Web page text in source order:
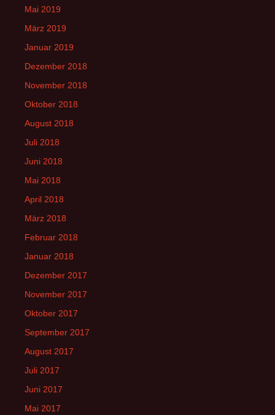
Mai 2019
März 2019
Januar 2019
Dezember 2018
November 2018
Oktober 2018
August 2018
Juli 2018
Juni 2018
Mai 2018
April 2018
März 2018
Februar 2018
Januar 2018
Dezember 2017
November 2017
Oktober 2017
September 2017
August 2017
Juli 2017
Juni 2017
Mai 2017